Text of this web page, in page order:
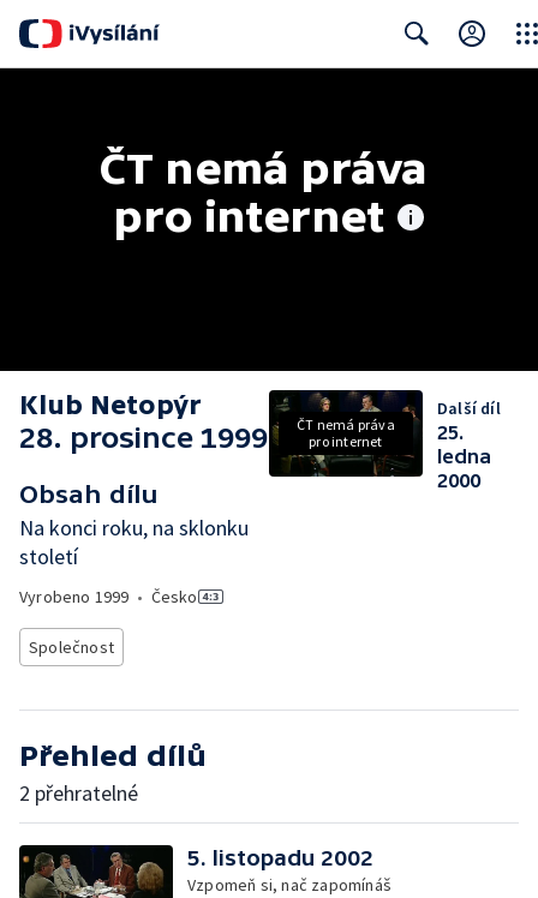
ČT nemá práva
pro internet
Klub Netopýr
28. prosince 1999
Obsah dílu
Na konci roku, na sklonku
století
Vyrobeno 1999 • Česko
Společnost
ČT nemá práva
pro internet
Další díl
25.
ledna
2000
Přehled dílů
2 přehratelné
5. listopadu 2002
Vzpomeň si, nač zapomínáš